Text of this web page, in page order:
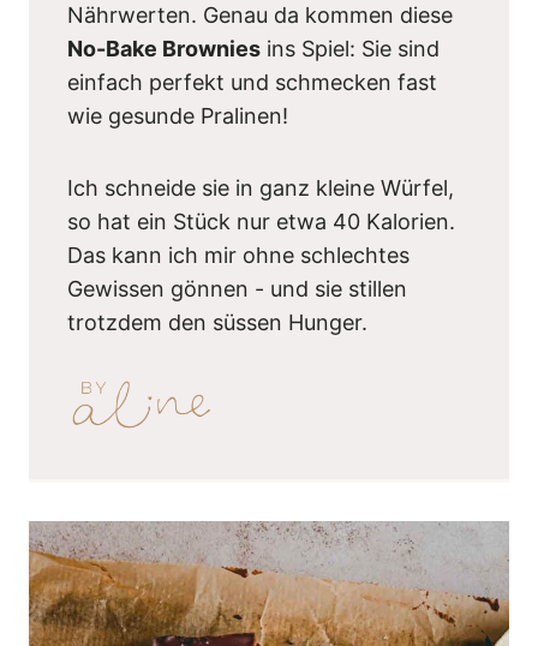
Nährwerten. Genau da kommen diese
No-Bake Brownies ins Spiel: Sie sind
einfach perfekt und schmecken fast
wie gesunde Pralinen!
Ich schneide sie in ganz kleine Würfel,
so hat ein Stück nur etwa 40 Kalorien.
Das kann ich mir ohne schlechtes
Gewissen gönnen - und sie stillen
trotzdem den süssen Hunger.